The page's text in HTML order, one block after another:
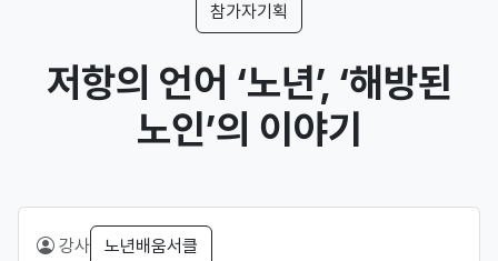
참가자기획
저항의 언어 ‘노년’, ‘해방된
노인’의 이야기
강사 노년배움서클